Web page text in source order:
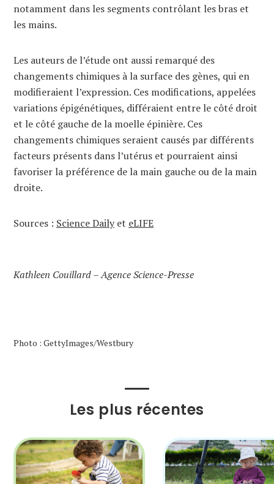
notamment dans les segments contrôlant les bras et
les mains.
Les auteurs de l’étude ont aussi remarqué des
changements chimiques à la surface des gènes, qui en
modifieraient l’expression. Ces modifications, appelées
variations épigénétiques, différaient entre le côté droit
et le côté gauche de la moelle épinière. Ces
changements chimiques seraient causés par différents
facteurs présents dans l’utérus et pourraient ainsi
favoriser la préférence de la main gauche ou de la main
droite.
Sources : Science Dailyet eLIFE
Kathleen Couillard – Agence Science-Presse
Photo : GettyImages/Westbury
Les plus récentes